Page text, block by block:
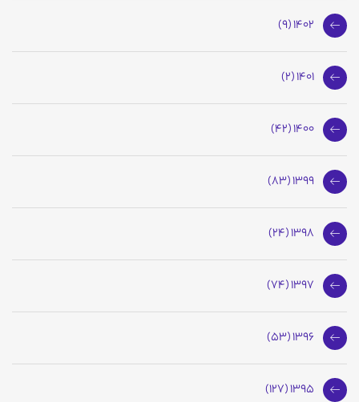
1402 (9)
1401 (2)
1400 (42)
1399 (83)
1398 (24)
1397 (74)
1396 (53)
1395 (127)